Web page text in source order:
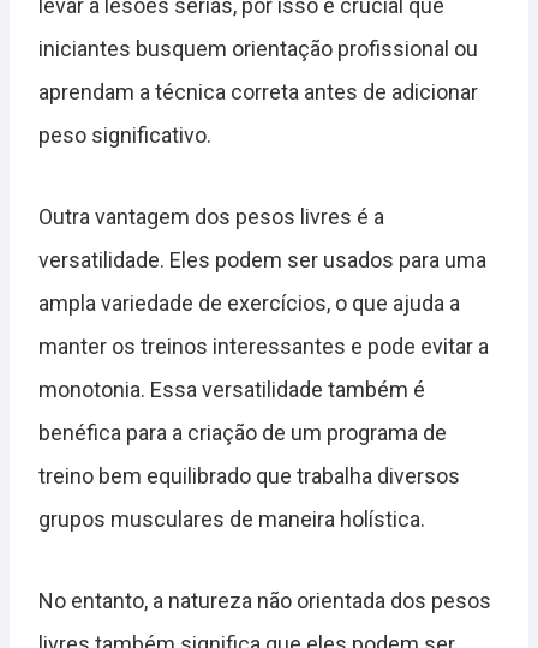
levar a lesões sérias, por isso é crucial que
iniciantes busquem orientação profissional ou
aprendam a técnica correta antes de adicionar
peso significativo.
Outra vantagem dos pesos livres é a
versatilidade. Eles podem ser usados para uma
ampla variedade de exercícios, o que ajuda a
manter os treinos interessantes e pode evitar a
monotonia. Essa versatilidade também é
benéfica para a criação de um programa de
treino bem equilibrado que trabalha diversos
grupos musculares de maneira holística.
No entanto, a natureza não orientada dos pesos